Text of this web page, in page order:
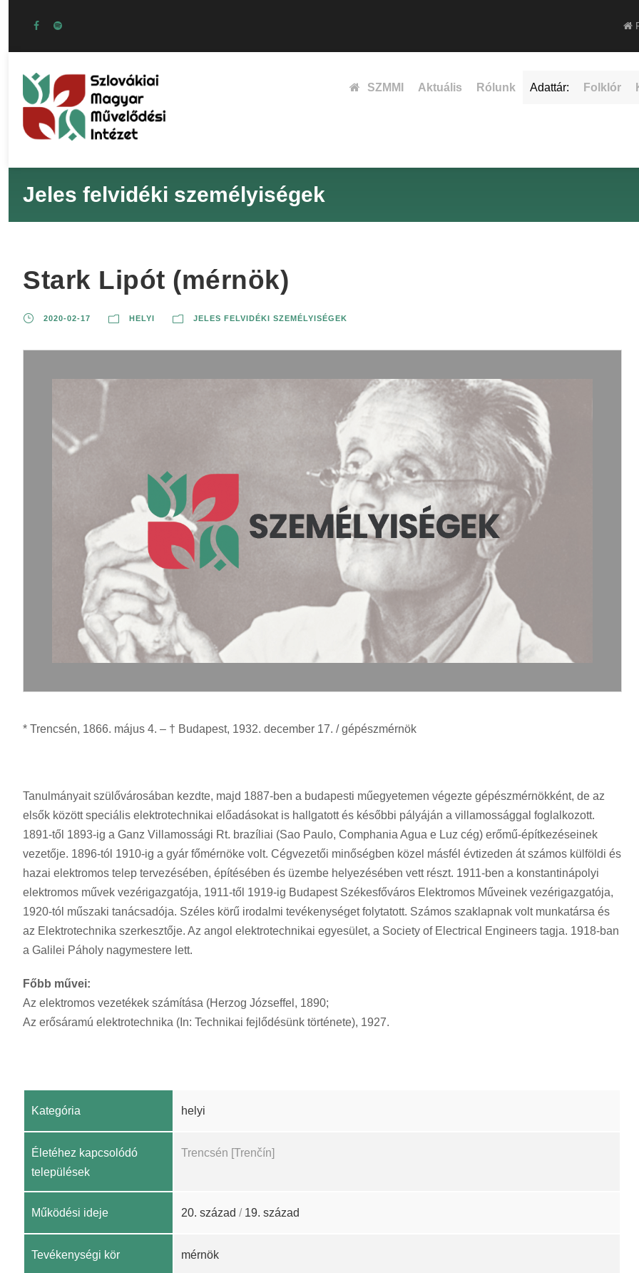
SZMMI Aktuális Rólunk Adattár: Folklór
Jeles felvidéki személyiségek
Stark Lipót (mérnök)
2020-02-17 HELYI JELES FELVIDÉKI SZEMÉLYISÉGEK
* Trencsén, 1866. május 4. – † Budapest, 1932. december 17. / gépészmérnök
Tanulmányait szülővárosában kezdte, majd 1887-ben a budapesti műegyetemen végezte gépészmérnökként, de az
elsők között speciális elektrotechnikai előadásokat is hallgatott és későbbi pályáján a villamossággal foglalkozott.
1891-től 1893-ig a Ganz Villamossági Rt. brazíliai (Sao Paulo, Comphania Agua e Luz cég) erőmű-építkezéseinek
vezetője. 1896-tól 1910-ig a gyár főmérnöke volt. Cégvezetői minőségben közel másfél évtizeden át számos külföldi és
hazai elektromos telep tervezésében, építésében és üzembe helyezésében vett részt. 1911-ben a konstantinápolyi
elektromos művek vezérigazgatója, 1911-től 1919-ig Budapest Székesfőváros Elektromos Műveinek vezérigazgatója,
1920-tól műszaki tanácsadója. Széles körű irodalmi tevékenységet folytatott. Számos szaklapnak volt munkatársa és
az Elektrotechnika szerkesztője. Az angol elektrotechnikai egyesület, a Society of Electrical Engineers tagja. 1918-ban
a Galilei Páholy nagymestere lett.
Főbb művei:
Az elektromos vezetékek számítása (Herzog Józseffel, 1890;
Az erősáramú elektrotechnika (In: Technikai fejlődésünk története), 1927.
Kategória helyi
Életéhez kapcsolódó
települések
Trencsén [Trenčín]
Működési ideje 20. század / 19. század
Tevékenységi kör mérnök